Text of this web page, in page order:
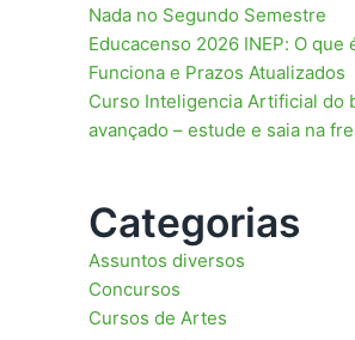
Nada no Segundo Semestre
Educacenso 2026 INEP: O que
Funciona e Prazos Atualizados
Curso Inteligencia Artificial do
avançado – estude e saia na
Categorias
Assuntos diversos
Concursos
Cursos de Artes